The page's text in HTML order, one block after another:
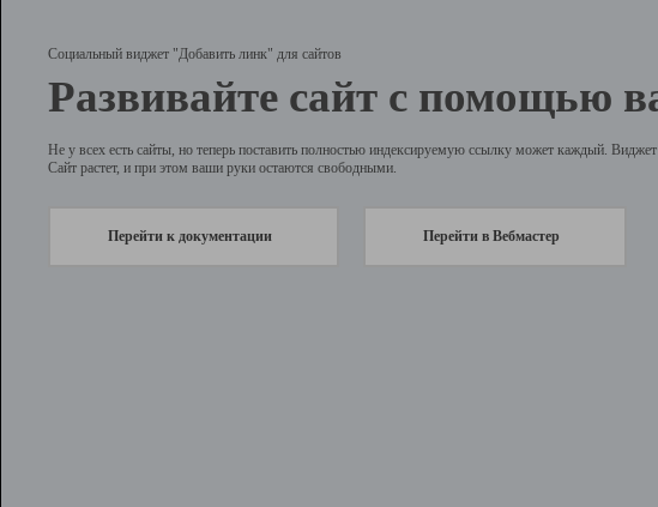
Социальный виджет "Добавить линк" для сайтов
Развивайте сайт с помощью
Не у всех есть сайты, но теперь поставить полностью индексируемую ссылку может каждый.
Сайт растет, и при этом ваши руки остаются свободными.
Перейти к документации Перейти в Вебмастер